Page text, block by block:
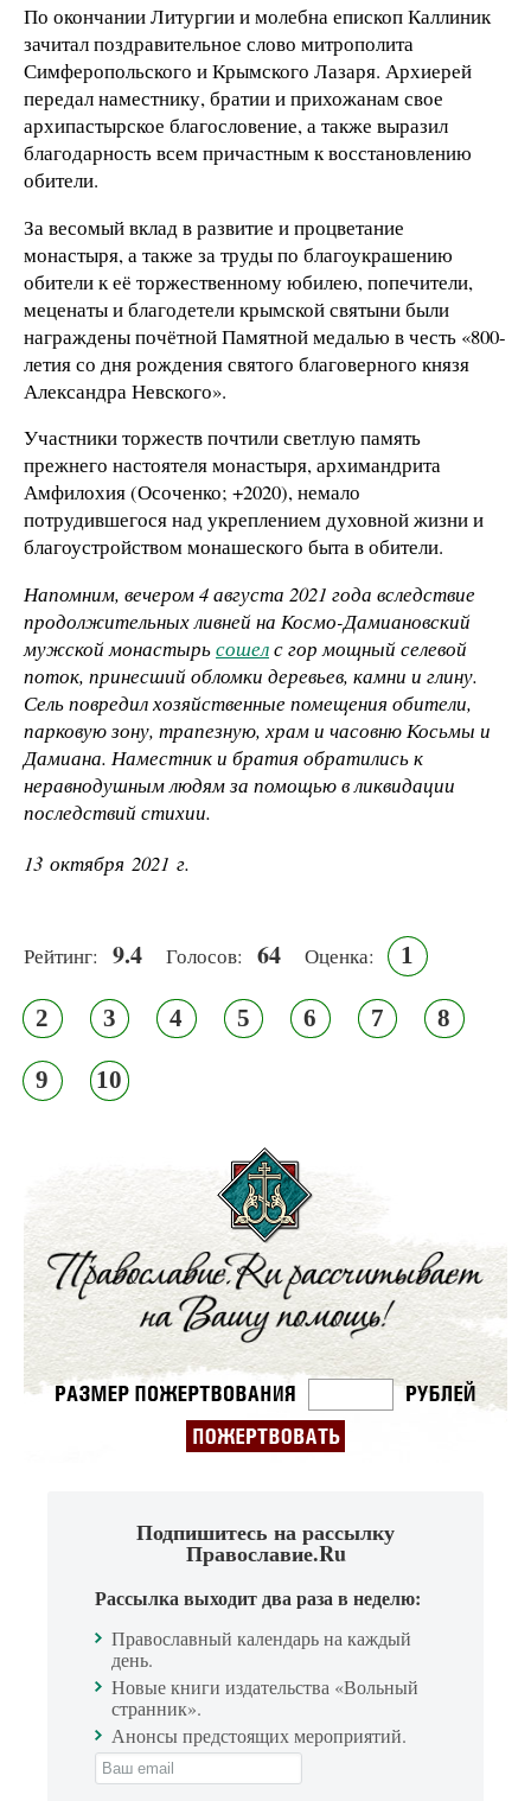
По окончании Литургии и молебна епископ Каллиник
зачитал поздравительное слово митрополита
Симферопольского и Крымского Лазаря. Архиерей
передал наместнику, братии и прихожанам свое
архипастырское благословение, а также выразил
благодарность всем причастным к восстановлению
обители.
За весомый вклад в развитие и процветание
монастыря, а также за труды по благоукрашению
обители к её торжественному юбилею, попечители,
меценаты и благодетели крымской святыни были
награждены почётной Памятной медалью в честь «800-
летия со дня рождения святого благоверного князя
Александра Невского».
Участники торжеств почтили светлую память
прежнего настоятеля монастыря, архимандрита
Амфилохия (Осоченко; +2020), немало
потрудившегося над укреплением духовной жизни и
благоустройством монашеского быта в обители.
Напомним, вечером 4 августа 2021 года вследствие
продолжительных ливней на Космо-Дамиановский
мужской монастырьсошелс гор мощный селевой
поток, принесший обломки деревьев, камни и глину.
Сель повредил хозяйственные помещения обители,
парковую зону, трапезную, храм и часовню Косьмы и
Дамиана. Наместник и братия обратились к
неравнодушным людям за помощью в ликвидации
последствий стихии.
13 октября 2021 г.
Рейтинг: 9.4 Голосов: 64 Оценка: 1
2 3 4 5 6 7 8
9 10
Подпишитесь на рассылку
Православие.Ru
Рассылка выходит два раза в неделю:
Православный календарь на каждый
день.
Новые книги издательства «Вольный
странник».
Анонсы предстоящих мероприятий.